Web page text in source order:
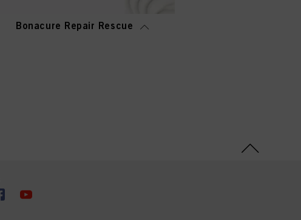
Bonacure Repair Rescue